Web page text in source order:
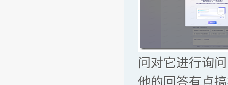
问对它进行询
他的回答有点